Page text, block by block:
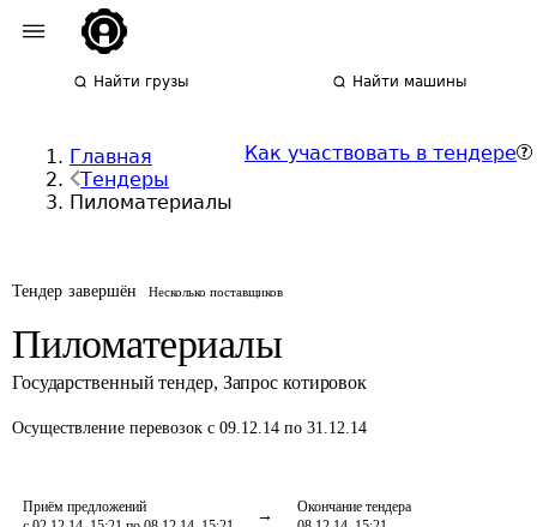
Найти грузы Найти машины
Главная
Тендеры
Пиломатериалы
Как участвовать в тендере
Тендер завершён Несколько поставщиков
Пиломатериалы
Государственный тендер, Запрос котировок
Осуществление перевозок с 09.12.14 по 31.12.14
Приём предложений
Окончание тендера